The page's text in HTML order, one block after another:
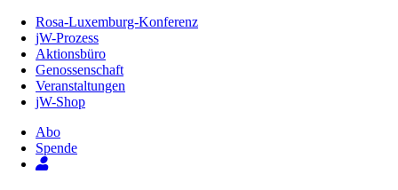
Inhalt
Seite
Rosa-Luxemburg-Konferenz
jW-Prozess
Aktionsbüro
Genossenschaft
Veranstaltungen
jW-Shop
Abo
Spende